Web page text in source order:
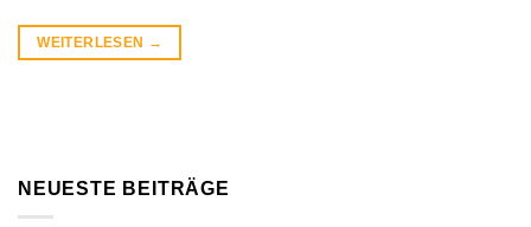
WEITERLESEN →
NEUESTE BEITRÄGE